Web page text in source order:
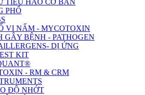
TIÊU HAO CƠ BẢN
PHỔ
VI NẤM - MYCOTOXIN
GÂY BỆNH - PATHOGEN
DỊ ỨNG
KIT
- RM & CRM
ĐỘ NHỚT